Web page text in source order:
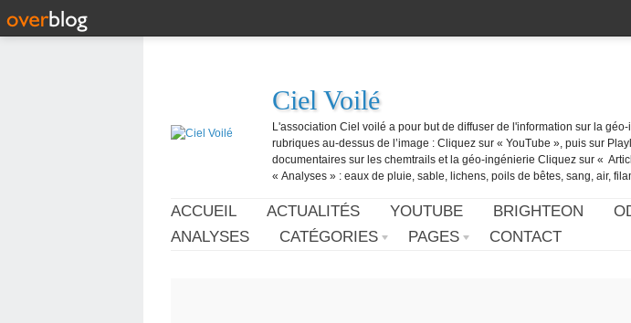
Ciel Voilé
L'association Ciel voilé a pour but de diffuser de l'information sur la
rubriques au-dessus de l’image : Cliquez sur « YouTube », puis sur
documentaires sur les chemtrails et la géo-ingénierie Cliquez sur «
« Analyses » : eaux de pluie, sable, lichens, poils de bêtes, sang, air,
ACCUEIL ACTUALITÉS YOUTUBE BRIGHTEON
ANALYSES
CATÉGORIES PAGES CONTACT